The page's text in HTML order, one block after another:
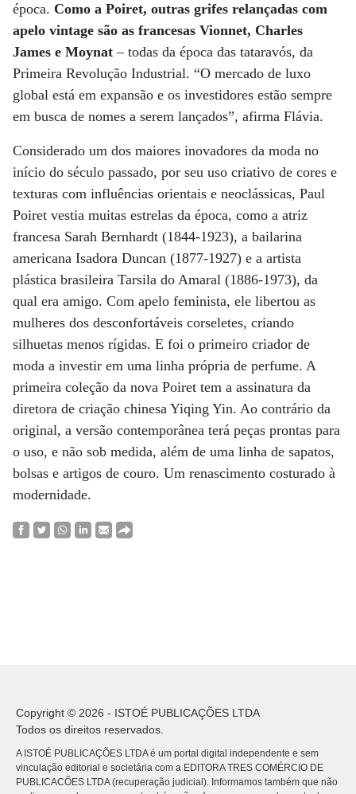
época. Como a Poiret, outras grifes relançadas com
apelo vintage são as francesas Vionnet, Charles
James e Moynat – todas da época das tataravós, da
Primeira Revolução Industrial. “O mercado de luxo
global está em expansão e os investidores estão sempre
em busca de nomes a serem lançados”, afirma Flávia.
Considerado um dos maiores inovadores da moda no
início do século passado, por seu uso criativo de cores e
texturas com influências orientais e neoclássicas, Paul
Poiret vestia muitas estrelas da época, como a atriz
francesa Sarah Bernhardt (1844-1923), a bailarina
americana Isadora Duncan (1877-1927) e a artista
plástica brasileira Tarsila do Amaral (1886-1973), da
qual era amigo. Com apelo feminista, ele libertou as
mulheres dos desconfortáveis corseletes, criando
silhuetas menos rígidas. E foi o primeiro criador de
moda a investir em uma linha própria de perfume. A
primeira coleção da nova Poiret tem a assinatura da
diretora de criação chinesa Yiqing Yin. Ao contrário da
original, a versão contemporânea terá peças prontas para
o uso, e não sob medida, além de uma linha de sapatos,
bolsas e artigos de couro. Um renascimento costurado à
modernidade.
Copyright © 2026 - ISTOÉ PUBLICAÇÕES LTDA
Todos os direitos reservados.
A ISTOÉ PUBLICAÇÕES LTDA é um portal digital independente e sem
vinculação editorial e societária com a EDITORA TRES COMÉRCIO DE
PUBLICACÕES LTDA (recuperação judicial). Informamos também que não